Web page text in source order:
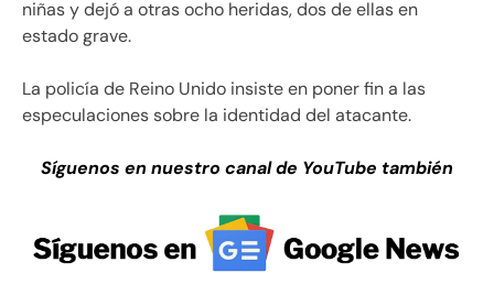
niñas y dejó a otras ocho heridas, dos de ellas en
estado grave.
La policía de Reino Unido insiste en poner fin a las
especulaciones sobre la identidad del atacante.
Síguenos en nuestro canal de YouTube también